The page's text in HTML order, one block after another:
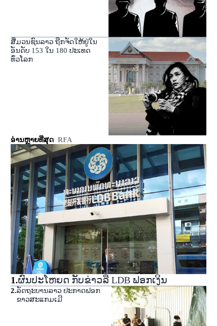
ສື່ມວນຊົນລາວ ຖືກຈັດໃຫ້ຢູ່ໃນ
ອັນດັບ 153 ໃນ 180 ປະເທດ
ທົ່ວໂລກ
ອ່ານຫຼາຍທີ່ສຸດ RFA
1.ຜົນປະໂຫຍດ ກັບຂ່າວລື LDB ຟອກເງິນ
2.ລັດຖະບານລາວ ປະກາດຟອກ
ຂາວສະແກມເມີ